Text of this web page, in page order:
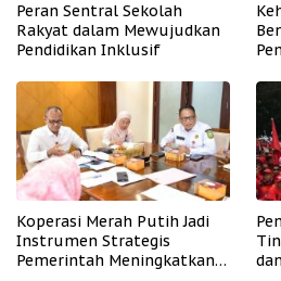
Peran Sentral Sekolah
Rakyat dalam Mewujudkan
Pendidikan Inklusif
Koperasi Merah Putih Jadi
Instrumen Strategis
Pemerintah Meningkatkan